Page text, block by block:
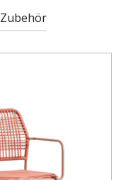
Zubehör